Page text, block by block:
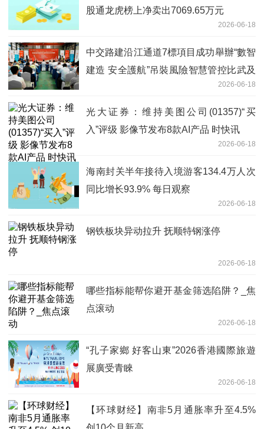
股通龙虎榜上净卖出7069.65万元
2026-06-18
中交路建沿江通道7標項目成功舉辦“數智
建造 安全護航”吊裝風險智慧管控比武及
2026-06-18
光大证券：维持美图公司(01357)“买
入”评级 影像节发布8款AI产品 时快讯
2026-06-18
海南封关半年接待入境游客134.4万人次
同比增长93.9% 每日观察
2026-06-18
钢铁板块异动拉升 抚顺特钢涨停
2026-06-18
哪些指标能帮你避开基金筛选陷阱？_焦
点滚动
2026-06-18
“孔子家鄉 好客山東”2026香港國際旅遊
展廣受青睞
2026-06-18
【环球财经】南非5月通胀率升至4.5%